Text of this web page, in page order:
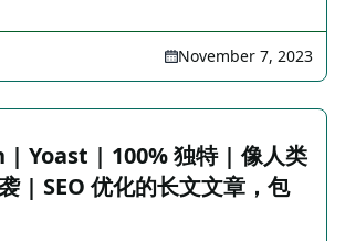
November 7, 2023
| Yoast | 100% 独特 | 像人类
| SEO 优化的长文文章，包